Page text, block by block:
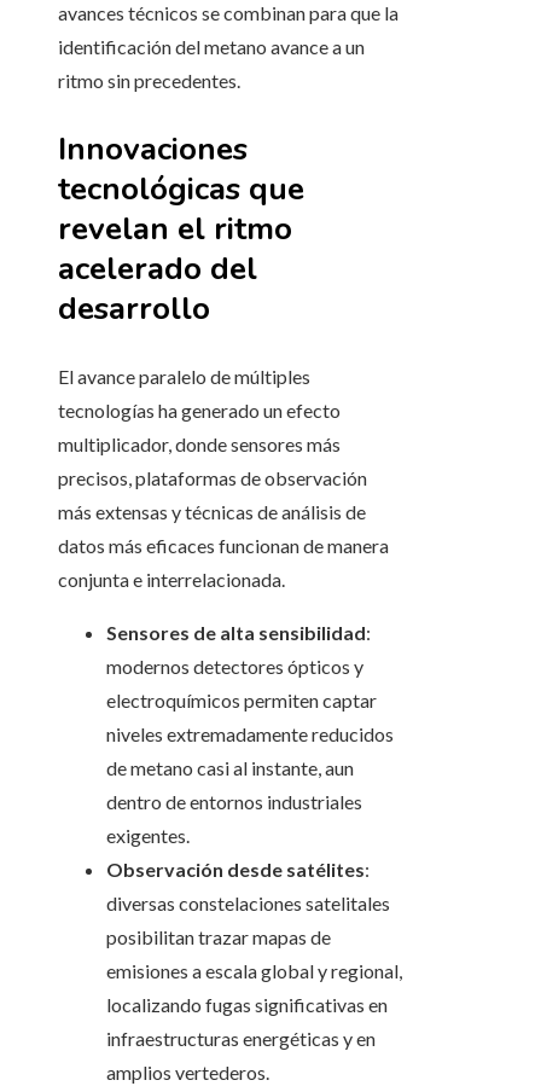
avances técnicos se combinan para que la
identificación del metano avance a un
ritmo sin precedentes.
Innovaciones
tecnológicas que
revelan el ritmo
acelerado del
desarrollo
El avance paralelo de múltiples
tecnologías ha generado un efecto
multiplicador, donde sensores más
precisos, plataformas de observación
más extensas y técnicas de análisis de
datos más eficaces funcionan de manera
conjunta e interrelacionada.
Sensores de alta sensibilidad:
modernos detectores ópticos y
electroquímicos permiten captar
niveles extremadamente reducidos
de metano casi al instante, aun
dentro de entornos industriales
exigentes.
Observación desde satélites:
diversas constelaciones satelitales
posibilitan trazar mapas de
emisiones a escala global y regional,
localizando fugas significativas en
infraestructuras energéticas y en
amplios vertederos.